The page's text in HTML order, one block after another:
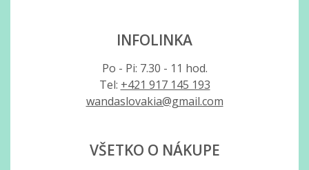
INFOLINKA
Po - Pi: 7.30 - 11 hod.
Tel: +421 917 145 193
wandaslovakia@gmail.com
VŠETKO O NÁKUPE